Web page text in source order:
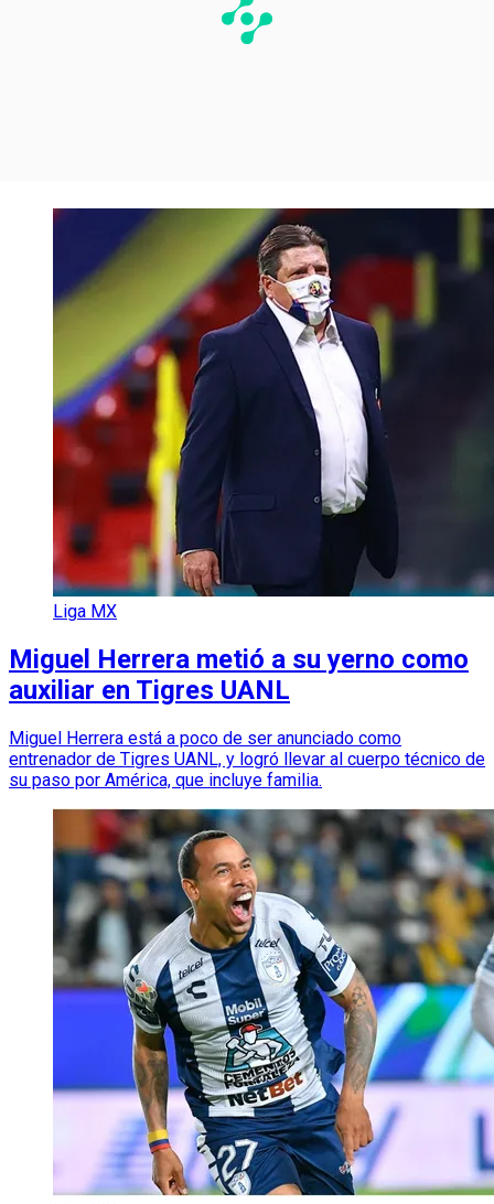
Liga MX
Miguel Herrera metió a su yerno como
auxiliar en Tigres UANL
Miguel Herrera está a poco de ser anunciado como
entrenador de Tigres UANL, y logró llevar al cuerpo técnico de
su paso por América, que incluye familia.